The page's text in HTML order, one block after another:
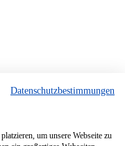
Datenschutzbestimmungen
um unsere Webseite zu